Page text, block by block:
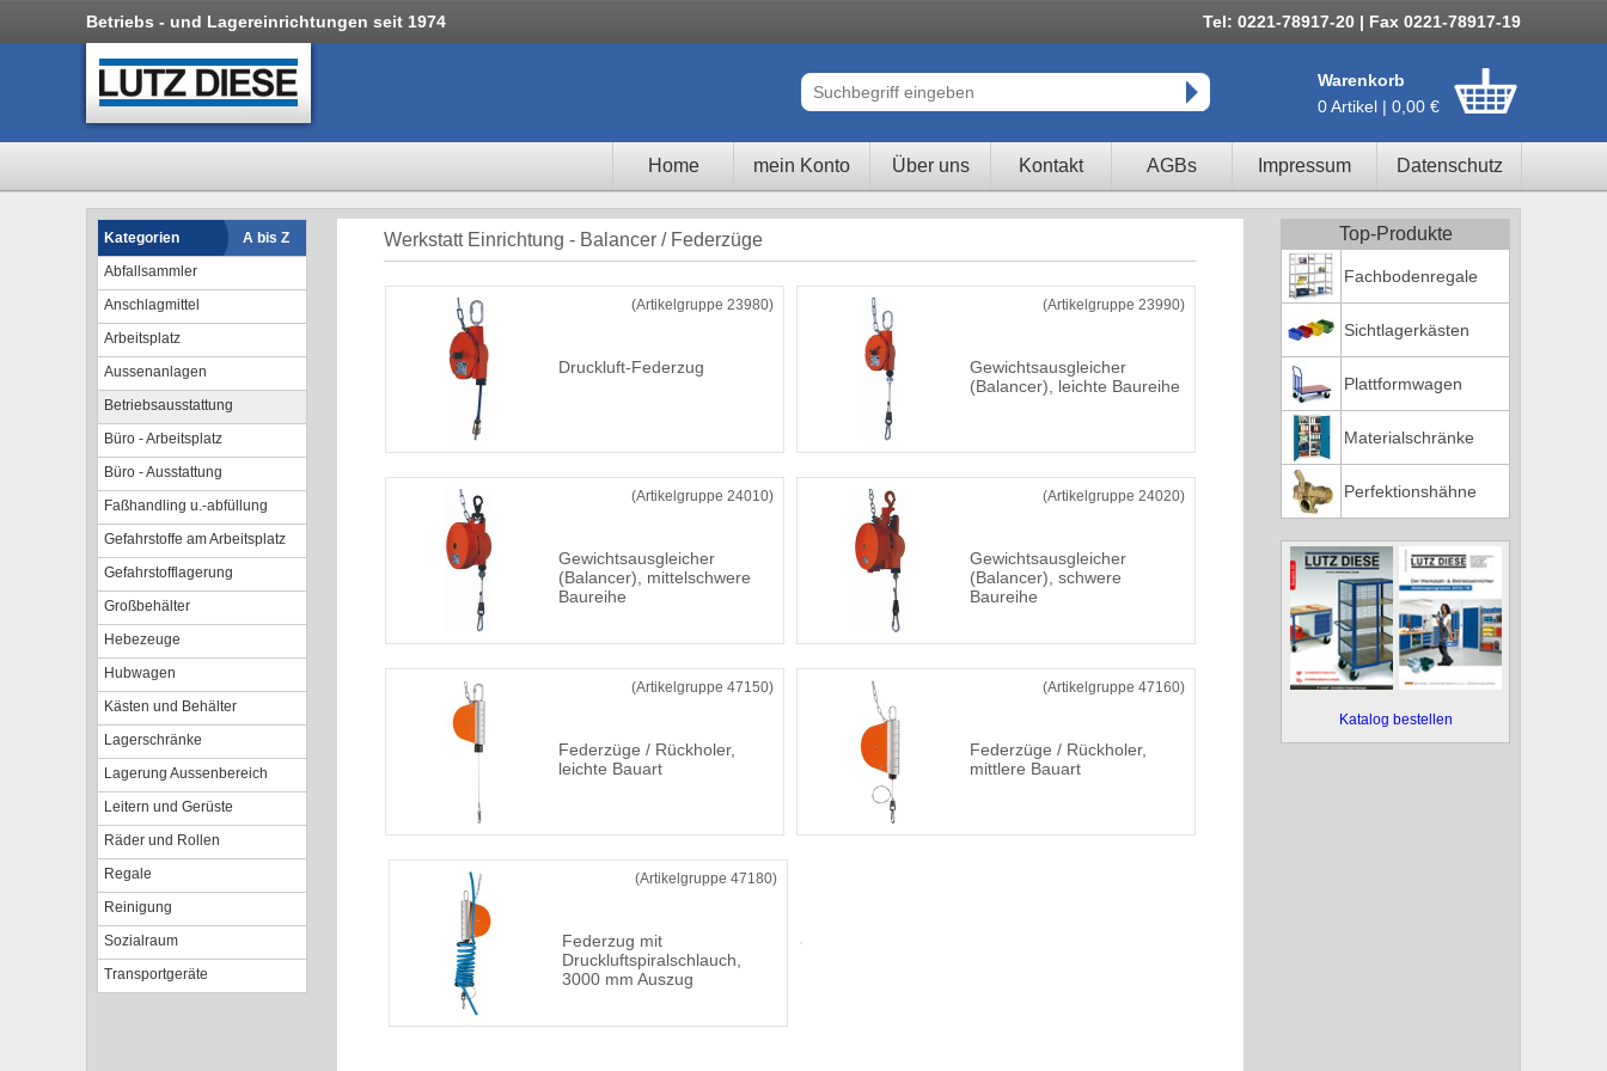
Betriebs - und Lagereinrichtungen seit 1974 Tel: 0221-78917-20 | Fax 0221-78917-19
Warenkorb
0 Artikel | 0,00 €
Home mein Konto Über uns Kontakt AGBs Impressum Datenschutz
Kategorien
A bis Z
Abfallsammler
Anschlagmittel
Arbeitsplatz
Aussenanlagen
Betriebsausstattung
Büro - Arbeitsplatz
Büro - Ausstattung
Faßhandling u.-abfüllung
Gefahrstoffe am Arbeitsplatz
Gefahrstofflagerung
Großbehälter
Hebezeuge
Hubwagen
Kästen und Behälter
Lagerschränke
Lagerung Aussenbereich
Leitern und Gerüste
Räder und Rollen
Regale
Reinigung
Sozialraum
Transportgeräte
Werkstatt Einrichtung - Balancer / Federzüge
(Artikelgruppe 23980)
Druckluft-Federzug
(Artikelgruppe 23990)
Gewichtsausgleicher
(Balancer), leichte Baureihe
(Artikelgruppe 24010)
Gewichtsausgleicher
(Balancer), mittelschwere
Baureihe
(Artikelgruppe 24020)
Gewichtsausgleicher
(Balancer), schwere
Baureihe
(Artikelgruppe 47150)
Federzüge / Rückholer,
leichte Bauart
(Artikelgruppe 47160)
Federzüge / Rückholer,
mittlere Bauart
(Artikelgruppe 47180)
Federzug mit
Druckluftspiralschlauch,
3000 mm Auszug
Top-Produkte
Fachbodenregale
Sichtlagerkästen
Plattformwagen
Materialschränke
Perfektionshähne
Katalog bestellen